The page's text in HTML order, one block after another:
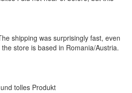
shipping was surprisingly fast, even
store is based in Romania/Austria.
tolles Produkt